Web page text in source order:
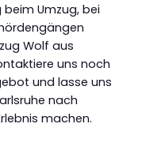
Umzug, bei
Wolf aus
uns noch
und lasse uns
nach
machen.